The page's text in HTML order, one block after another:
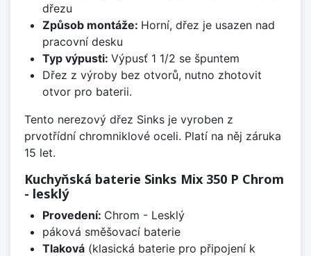
dřezu
Způsob montáže: Horní, dřez je usazen nad
pracovní desku
Typ výpusti: Výpusť 1 1/2 se špuntem
Dřez z výroby bez otvorů, nutno zhotovit
otvor pro baterii.
Tento nerezový dřez Sinks je vyroben z
prvotřídní chromniklové oceli. Platí na něj záruka
15 let.
Kuchyňská baterie Sinks Mix 350 P Chrom
- lesklý
Provedení: Chrom - Lesklý
páková směšovací baterie
Tlaková(klasická baterie pro připojení k